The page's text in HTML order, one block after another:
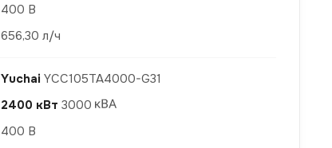
400 В
656,30 л/ч
Yuchai YCC105TA4000-G31
2400 кВт 3000
400 В